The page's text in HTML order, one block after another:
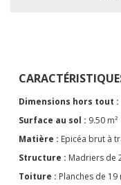
Dimensions hors tout :
Surface au sol : 9.50 m²
Matière : Epicéa brut à
Structure : Madriers de
Toiture : Planches de